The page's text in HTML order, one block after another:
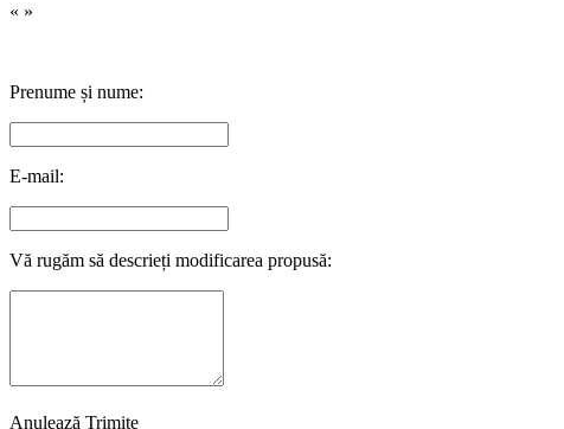
« »
Prenume și nume:
E-mail:
Vă rugăm să descrieți modificarea propusă:
Anulează Trimite